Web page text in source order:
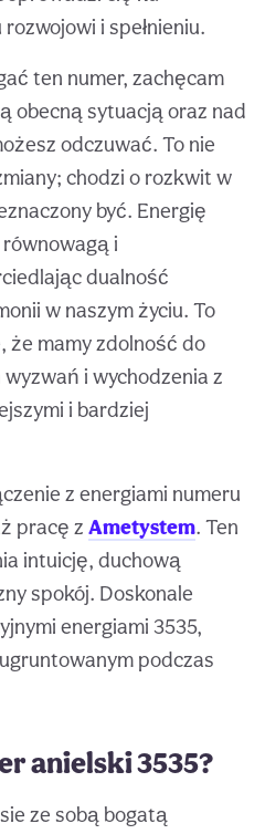
i spełnieniu.
ten numer, zachęcam
obecną sytuacją oraz nad
odczuwać. To nie
chodzi o rozkwit w
być. Energię
i
dualność
w naszym życiu. To
że mamy zdolność do
i wychodzenia z
i bardziej
z energiami numeru
pracę z Ametystem. Ten
intuicję, duchową
spokój. Doskonale
energiami 3535,
podczas
anielski 3535?
ze sobą bogatą